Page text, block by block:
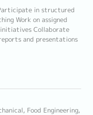
in structured
Work on assigned
initiatives Collaborate
and presentations
Food Engineering,